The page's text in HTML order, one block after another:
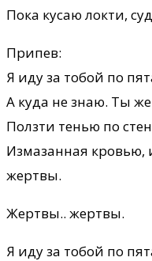
Пока кусаю локти,
Припев:
Я иду за тобой по
А куда не знаю. Ты
Ползти тенью по
Измазанная кровью,
жертвы.
Жертвы.. жертвы.
Я иду за тобой по